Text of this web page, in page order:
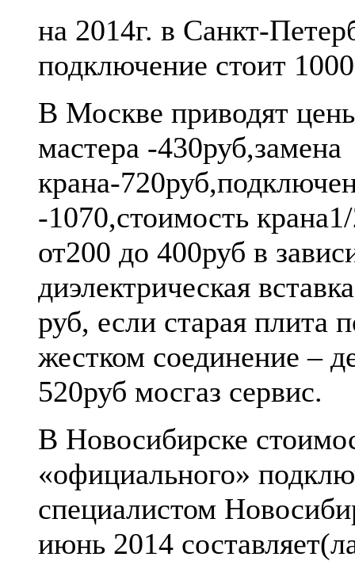
на 2014г. в Санкт-
подключение стоит
В Москве приводят
мастера -430руб,замена
крана-
-1070,стоимость
от200 до 400руб в
диэлектрическая
руб, если старая плита
жестком соединение –
520руб мосгаз сервис.
В Новосибирске
«официального»
специалистом
июнь 2014